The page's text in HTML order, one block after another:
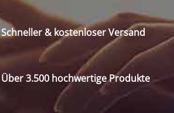
Schneller & kostenloser Versand
Über 3.500 hochwertige Produkte